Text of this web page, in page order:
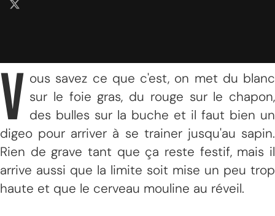
V ous savez ce que c'est, on met du blanc
sur le foie gras, du rouge sur le chapon,
des bulles sur la buche et il faut bien un
digeo pour arriver à se trainer jusqu'au sapin.
Rien de grave tant que ça reste festif, mais il
arrive aussi que la limite soit mise un peu trop
haute et que le cerveau mouline au réveil.